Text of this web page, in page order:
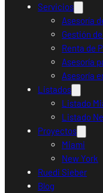
Servicios
Asesoría
Gestión
Renta de
Asesoría
Asesoría
Listados
Listado
Listado
Proyectos
Miami
New York
Ruedi Sieber
Blog